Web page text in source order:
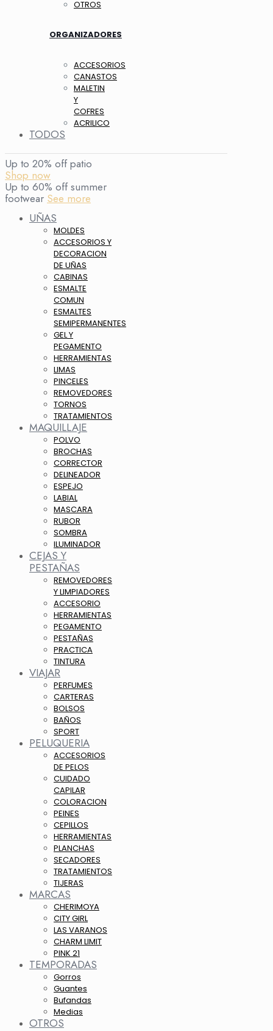
OTROS
ORGANIZADORES
ACCESORIOS
CANASTOS
MALETIN
Y
COFRES
ACRILICO
TODOS
Up to 20% off patio
Shop now
Up to 60% off summer
footwear See more
UÑAS
MOLDES
ACCESORIOS Y
DECORACION
DE UÑAS
CABINAS
ESMALTE
COMUN
ESMALTES
SEMIPERMANENTES
GEL Y
PEGAMENTO
HERRAMIENTAS
LIMAS
PINCELES
REMOVEDORES
TORNOS
TRATAMIENTOS
MAQUILLAJE
POLVO
BROCHAS
CORRECTOR
DELINEADOR
ESPEJO
LABIAL
MASCARA
RUBOR
SOMBRA
ILUMINADOR
CEJAS Y
PESTAÑAS
REMOVEDORES
Y LIMPIADORES
ACCESORIO
HERRAMIENTAS
PEGAMENTO
PESTAÑAS
PRACTICA
TINTURA
VIAJAR
PERFUMES
CARTERAS
BOLSOS
BAÑOS
SPORT
PELUQUERIA
ACCESORIOS
DE PELOS
CUIDADO
CAPILAR
COLORACION
PEINES
CEPILLOS
HERRAMIENTAS
PLANCHAS
SECADORES
TRATAMIENTOS
TIJERAS
MARCAS
CHERIMOYA
CITY GIRL
LAS VARANOS
CHARM LIMIT
PINK 21
TEMPORADAS
Gorros
Guantes
Bufandas
Medias
OTROS